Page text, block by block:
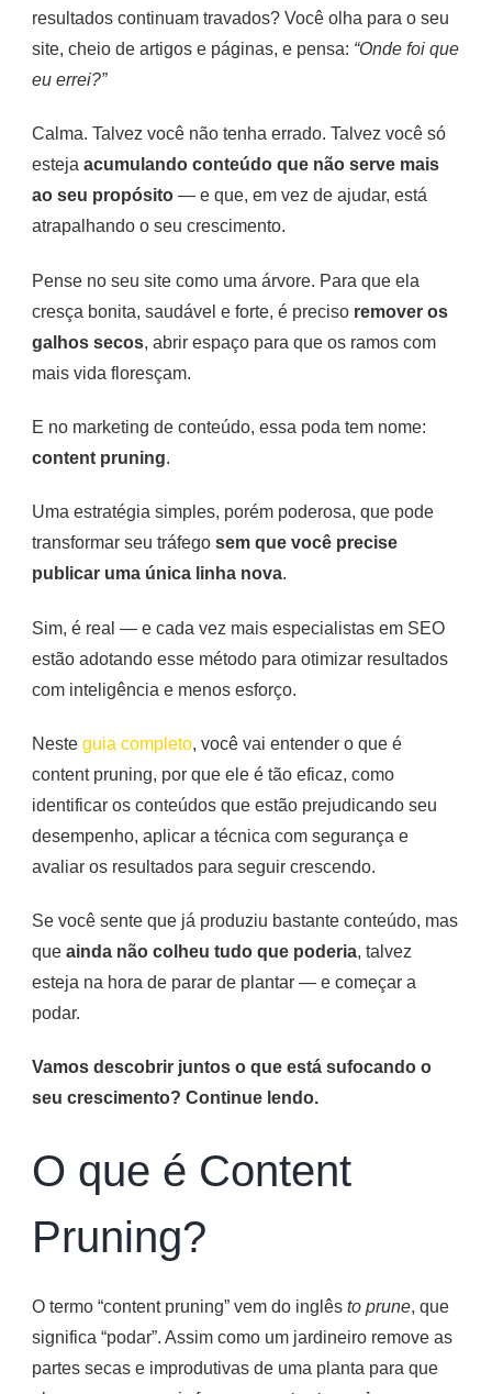
Pode
Turbinar
resultados continuam travados? Você olha para o seu
site, cheio de artigos e páginas, e pensa: “Onde foi que
eu errei?”
Calma. Talvez você não tenha errado. Talvez você só
esteja acumulando conteúdo que não serve mais
ao seu propósito — e que, em vez de ajudar, está
atrapalhando o seu crescimento.
Pense no seu site como uma árvore. Para que ela
cresça bonita, saudável e forte, é preciso remover os
galhos secos, abrir espaço para que os ramos com
mais vida floresçam.
E no marketing de conteúdo, essa poda tem nome:
content pruning.
Uma estratégia simples, porém poderosa, que pode
transformar seu tráfego sem que você precise
publicar uma única linha nova.
Sim, é real — e cada vez mais especialistas em SEO
estão adotando esse método para otimizar resultados
com inteligência e menos esforço.
Neste guia completo, você vai entender o que é
content pruning, por que ele é tão eficaz, como
identificar os conteúdos que estão prejudicando seu
desempenho, aplicar a técnica com segurança e
avaliar os resultados para seguir crescendo.
Se você sente que já produziu bastante conteúdo, mas
que ainda não colheu tudo que poderia, talvez
esteja na hora de parar de plantar — e começar a
podar.
Vamos descobrir juntos o que está sufocando o
seu crescimento? Continue lendo.
O que é Content
Pruning?
O termo “content pruning” vem do inglês to prune, que
significa “podar”. Assim como um jardineiro remove as
partes secas e improdutivas de uma planta para que